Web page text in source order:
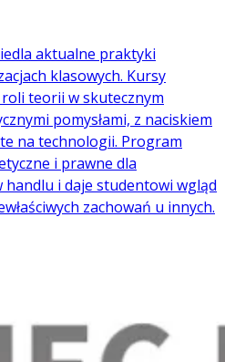
aktualne praktyki
klasowych. Kursy
teorii w skutecznym
pomysłami, z naciskiem
na technologii. Program
i prawne dla
handlu i daje studentowi wgląd
zachowań u innych.